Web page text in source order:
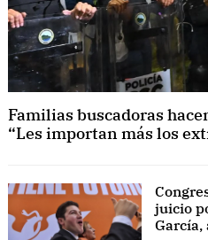
Familias buscadoras
“Les importan más los
juicio
García,